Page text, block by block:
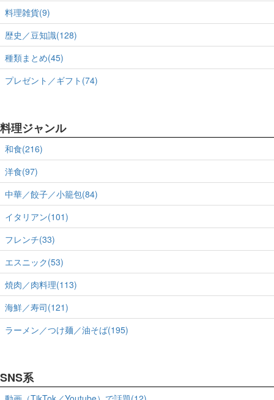
料理雑貨(9)
歴史／豆知識(128)
種類まとめ(45)
プレゼント／ギフト(74)
料理ジャンル
和食(216)
洋食(97)
中華／餃子／小籠包(84)
イタリアン(101)
フレンチ(33)
エスニック(53)
焼肉／肉料理(113)
海鮮／寿司(121)
ラーメン／つけ麺／油そば(195)
SNS系